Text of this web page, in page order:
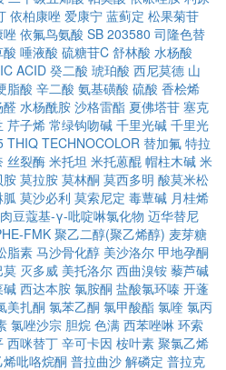
依柏康唑 爱康宁 蓝蓟定 松果菊苷
依氟鸟氨酸 SB 203580 司隆色替
唾液酸 硫糖苷C 舒林酸 水杨酸
ACID 癸二酸 琥珀酸 西尼莫德 山
脂酸 辛二酸 氨基磺酸 硫酸 香桧烯
醛 水杨酰胺 沙格雷酯 夏佛塔苷 塞克
芹子烯 常绿钩吻碱 千里光碱 千里光
THIQ TECHNOCOLOR 替加氟 特拉
丝裂酶 米托坦 米托蒽醌 帽柱木碱 米
胺 莫拉胺 莫林酮 莫西多明 酸莫米松
莫沙必利 莫索尼定 毒蕈碱 月桂烯
肉豆蔻基-γ-吡啶啉氯化物 迈华替尼
FMK 聚乙二醇(聚乙烯醇) 麦芽糖
脂素马沙骨化醇 美沙洛尔 甲地孕酮
莫 灭多威 美托洛尔 西曲溴铵 藜芦碱
碱 西达本胺 氯胺酮 盐酸氯环嗪 开蓬
美扎酮 氯苯乙酮 氯甲酸酯 氯喹 氯丙
氯唑沙宗 胆烷 色满 西苯唑啉 环索
西咪替丁 辛可卡因 桉叶素 聚氯乙烯
烯吡咯烷酮 普拉曲沙 解磷定 普拉克